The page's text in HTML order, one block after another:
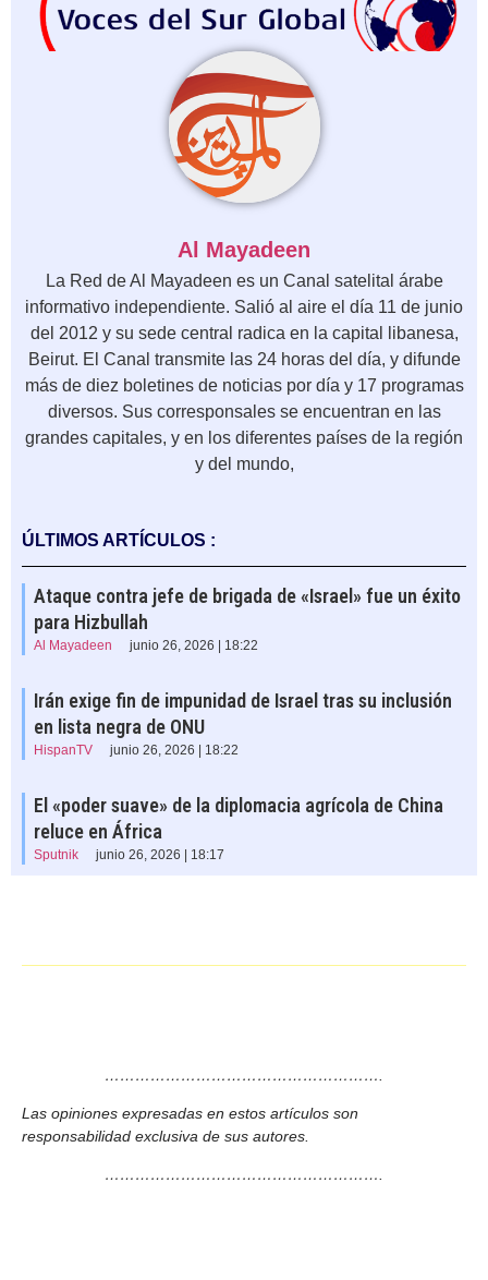
Al Mayadeen
La Red de Al Mayadeen es un Canal satelital árabe
informativo independiente. Salió al aire el día 11 de junio
del 2012 y su sede central radica en la capital libanesa,
Beirut. El Canal transmite las 24 horas del día, y difunde
más de diez boletines de noticias por día y 17 programas
diversos. Sus corresponsales se encuentran en las
grandes capitales, y en los diferentes países de la región
y del mundo,
ÚLTIMOS ARTÍCULOS :
Ataque contra jefe de brigada de «Israel» fue un éxito
para Hizbullah
Al Mayadeen junio 26, 2026 | 18:22
Irán exige fin de impunidad de Israel tras su inclusión
en lista negra de ONU
HispanTV junio 26, 2026 | 18:22
El «poder suave» de la diplomacia agrícola de China
reluce en África
Sputnik junio 26, 2026 | 18:17
……………………………………………….
Las opiniones expresadas en estos artículos son
responsabilidad exclusiva de sus autores.
……………………………………………….